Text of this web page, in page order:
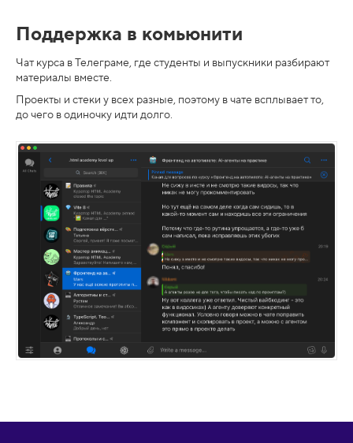
Поддержка в комьюнити
Чат курса в Телеграме, где студенты и выпускники разбирают
материалы вместе.
Проекты и стеки у всех разные, поэтому в чате всплывает то,
до чего в одиночку идти долго.